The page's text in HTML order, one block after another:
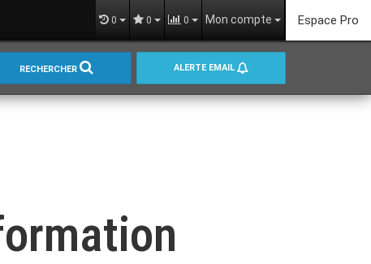
0 0 0 Mon compte Espace Pro
RECHERCHER ALERTE EMAIL